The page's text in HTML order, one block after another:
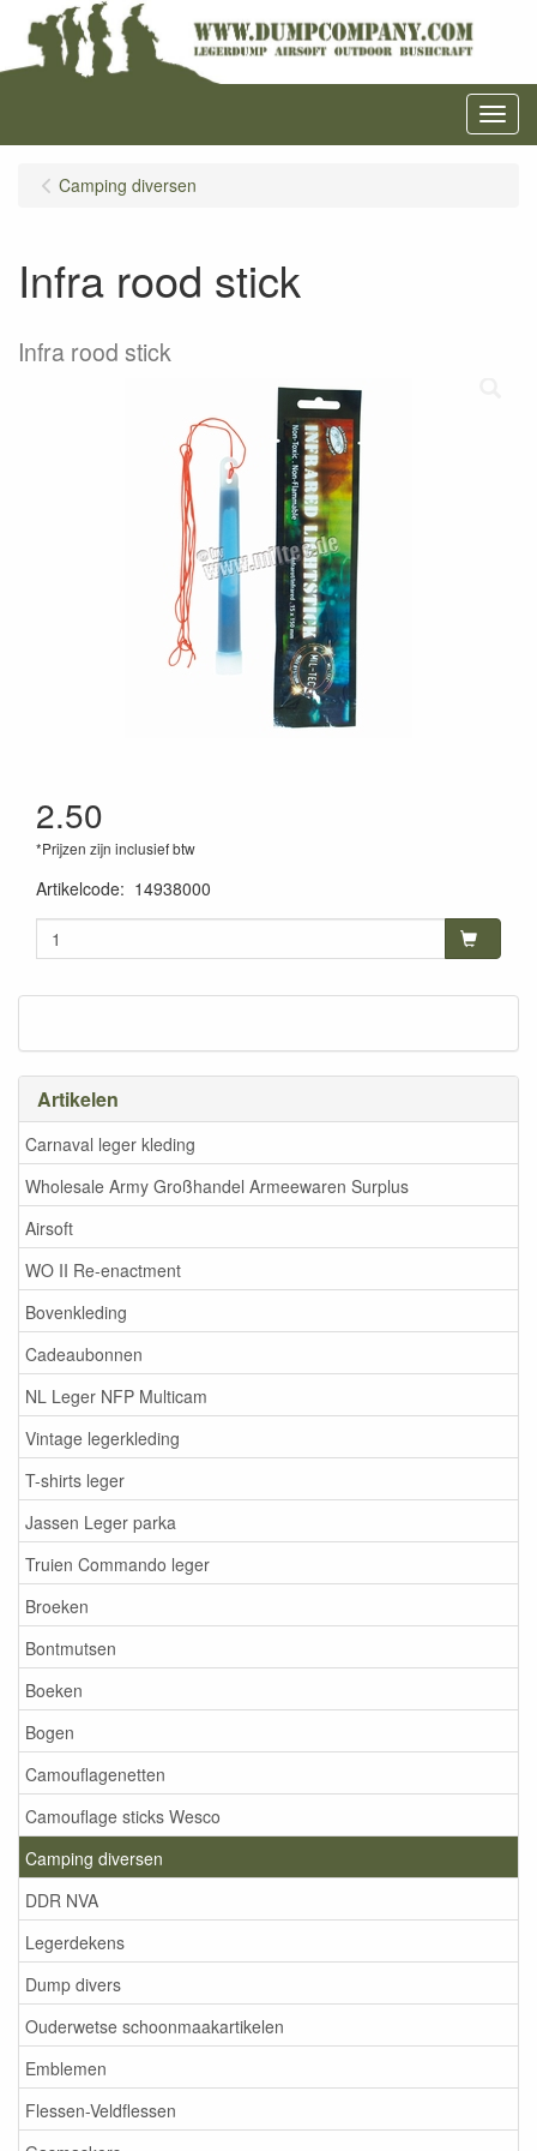
Menu
Artikelen
Carnaval leger kleding
Wholesale Army Großhandel Armeewaren Surplus
Airsoft
WO II Re-enactment
Bovenkleding
Cadeaubonnen
NL Leger NFP Multicam
Vintage legerkleding
T-shirts leger
Jassen Leger parka
Truien Commando leger
Broeken
Bontmutsen
Boeken
Bogen
Camouflagenetten
Camouflage sticks Wesco
Camping diversen
DDR NVA
Legerdekens
Dump divers
Ouderwetse schoonmaakartikelen
Emblemen
Flessen-Veldflessen
Camping diversen
Infra rood stick
Infra rood stick
2.50
*Prijzen zijn inclusief btw
Artikelcode: 14938000